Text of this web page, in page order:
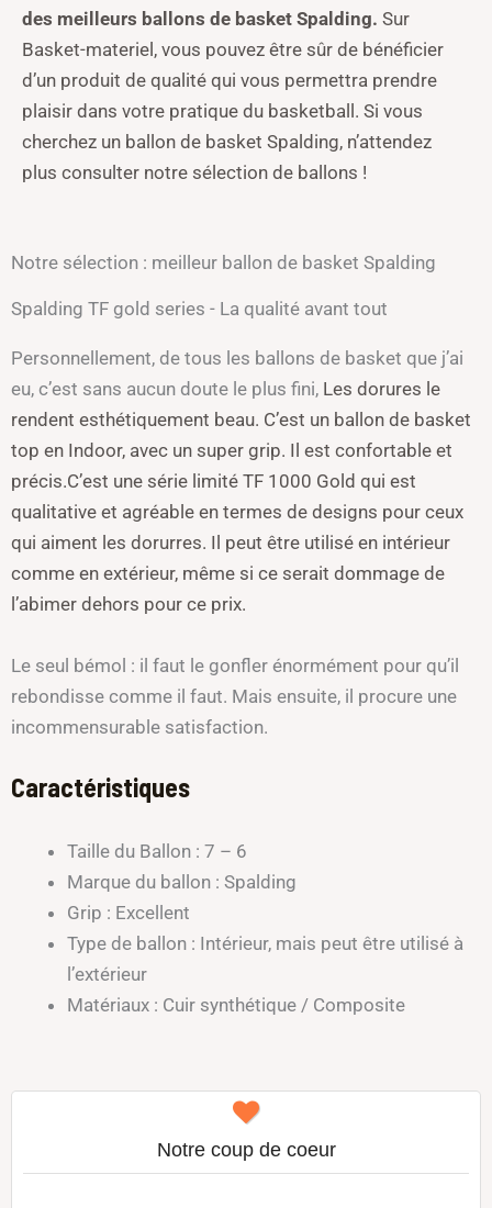
des meilleurs ballons de basket Spalding. Sur
Basket-materiel, vous pouvez être sûr de bénéficier
d’un produit de qualité qui vous permettra prendre
plaisir dans votre pratique du basketball. Si vous
cherchez un ballon de basket Spalding, n’attendez
plus consulter notre sélection de ballons !
Notre sélection : meilleur ballon de basket Spalding
Spalding TF gold series - La qualité avant tout
Personnellement, de tous les ballons de basket que j’ai
eu, c’est sans aucun doute le plus fini, Les dorures le
rendent esthétiquement beau. C’est un ballon de basket
top en Indoor, avec un super grip. Il est confortable et
précis.C’est une série limité TF 1000 Gold qui est
qualitative et agréable en termes de designs pour ceux
qui aiment les dorurres. Il peut être utilisé en intérieur
comme en extérieur, même si ce serait dommage de
l’abimer dehors pour ce prix.
Le seul bémol : il faut le gonfler énormément pour qu’il
rebondisse comme il faut. Mais ensuite, il procure une
incommensurable satisfaction.
Caractéristiques
Taille du Ballon : 7 – 6
Marque du ballon : Spalding
Grip : Excellent
Type de ballon : Intérieur, mais peut être utilisé à
l’extérieur
Matériaux : Cuir synthétique / Composite
Notre coup de coeur